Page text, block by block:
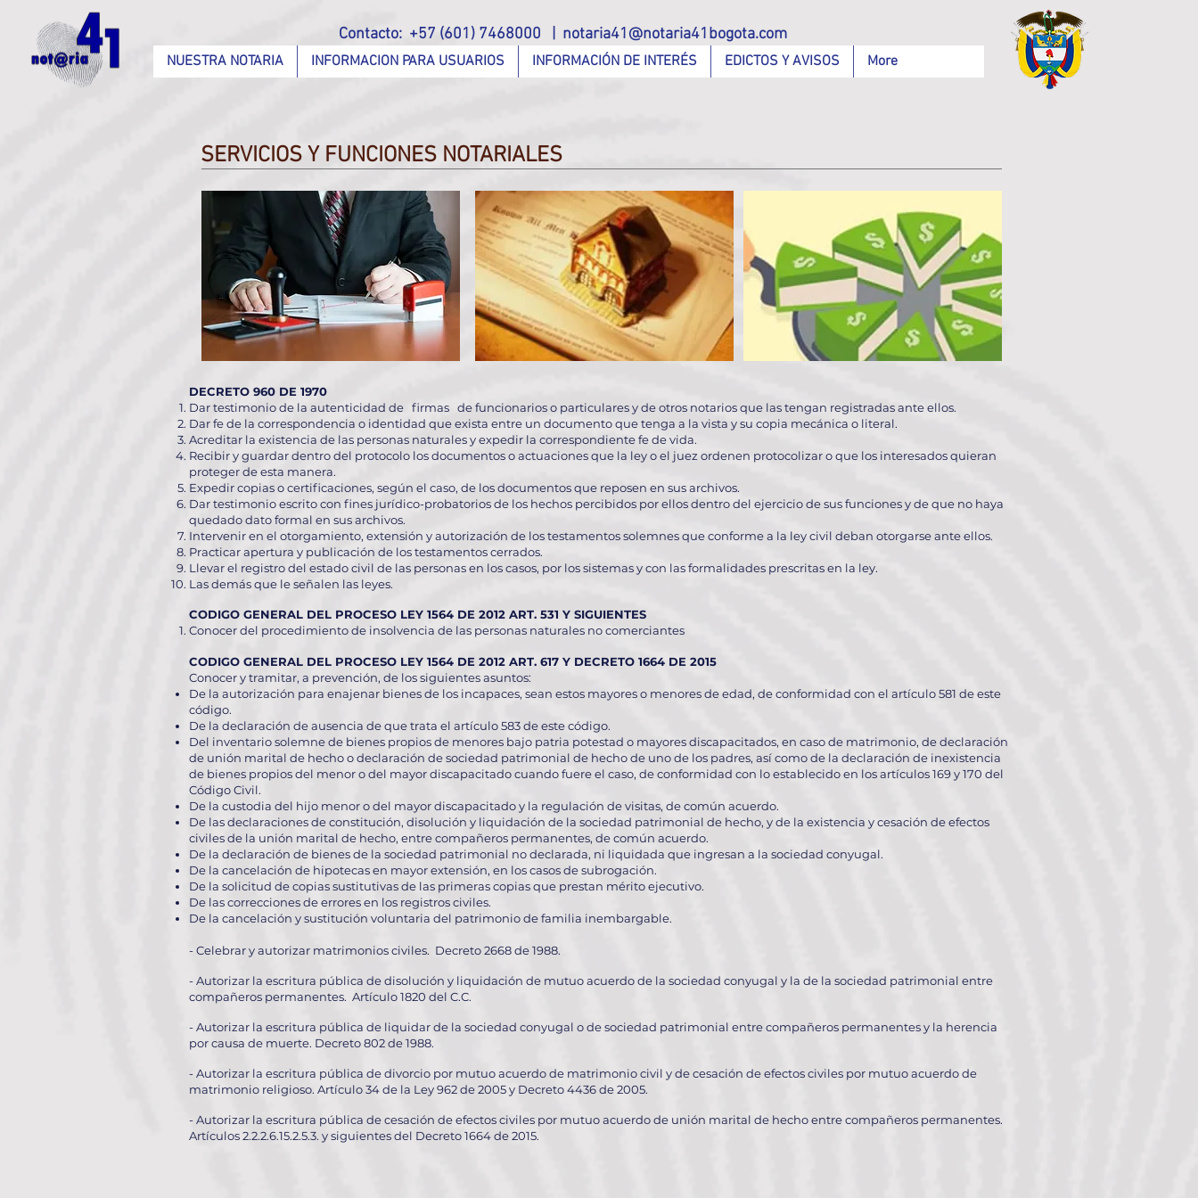
Contacto: +57 (601) 7468000 | notaria41@notaria41bogota.com
NUESTRA NOTARIA INFORMACION PARA USUARIOS INFORMACIÓN DE INTERÉS EDICTOS Y AVISOS More
SERVICIOS Y FUNCIONES NOTARIALES
DECRETO 960 DE 1970
Dar testimonio de la autenticidad de firmas de funcionarios o particulares y de otros notarios que las tengan registradas ante ellos.
Dar fe de la correspondencia o identidad que exista entre un documento que tenga a la vista y su copia mecánica o literal.
Acreditar la existencia de las personas naturales y expedir la correspondiente fe de vida.
Recibir y guardar dentro del protocolo los documentos o actuaciones que la ley o el juez ordenen protocolizar o que los interesados quieran
proteger de esta manera.
Expedir copias o certificaciones, según el caso, de los documentos que reposen en sus archivos.
Dar testimonio escrito con fines jurídico-probatorios de los hechos percibidos por ellos dentro del ejercicio de sus funciones y de que no haya
quedado dato formal en sus archivos.
Intervenir en el otorgamiento, extensión y autorización de los testamentos solemnes que conforme a la ley civil deban otorgarse ante ellos.
Practicar apertura y publicación de los testamentos cerrados.
Llevar el registro del estado civil de las personas en los casos, por los sistemas y con las formalidades prescritas en la ley.
Las demás que le señalen las leyes.
CODIGO GENERAL DEL PROCESO LEY 1564 DE 2012 ART. 531 Y SIGUIENTES
Conocer del procedimiento de insolvencia de las personas naturales no comerciantes
CODIGO GENERAL DEL PROCESO LEY 1564 DE 2012 ART. 617 Y DECRETO 1664 DE 2015
Conocer y tramitar, a prevención, de los siguientes asuntos:
De la autorización para enajenar bienes de los incapaces, sean estos mayores o menores de edad, de conformidad con el artículo 581 de este
código.
De la declaración de ausencia de que trata el artículo 583 de este código.
Del inventario solemne de bienes propios de menores bajo patria potestad o mayores discapacitados, en caso de matrimonio, de declara­ción
de unión marital de hecho o declaración de sociedad patrimonial de hecho de uno de los padres, así como de la declaración de inexistencia
de bienes propios del menor o del mayor discapacitado cuando fuere el caso, de conformidad con lo establecido en los artículos 169 y 170 del
Código Civil.
De la custodia del hijo menor o del mayor discapacitado y la regu­lación de visitas, de común acuerdo.
De las declaraciones de constitución, disolución y liquidación de la sociedad patrimonial de hecho, y de la existencia y cesación de efectos
civiles de la unión marital de hecho, entre compañeros permanentes, de común acuerdo.
De la declaración de bienes de la sociedad patrimonial no declarada, ni liquidada que ingresan a la sociedad conyugal.
De la cancelación de hipotecas en mayor extensión, en los casos de subrogación.
De la solicitud de copias sustitutivas de las primeras copias que prestan mérito ejecutivo.
De las correcciones de errores en los registros civiles.
De la cancelación y sustitución voluntaria del patrimonio de fa­milia inembargable.
- Celebrar y autorizar matrimonios civiles. Decreto 2668 de 1988.
- Autorizar la escritura pública de disolución y liquidación de mutuo acuerdo de la sociedad conyugal y la de la sociedad patrimonial entre
compañeros permanentes. Artículo 1820 del C.C.
- Autorizar la escritura pública de liquidar de la sociedad conyugal o de sociedad patrimonial entre compañeros permanentes y la herencia
por causa de muerte. Decreto 802 de 1988.
- Autorizar la escritura pública de divorcio por mutuo acuerdo de matrimonio civil y de cesación de efectos civiles por mutuo acuerdo de
matrimonio religioso. Artículo 34 de la Ley 962 de 2005 y Decreto 4436 de 2005.
- Autorizar la escritura pública de cesación de efectos civiles por mutuo acuerdo de unión marital de hecho entre compañeros permanentes.
Artículos 2.2.2.6.15.2.5.3. y siguientes del Decreto 1664 de 2015.